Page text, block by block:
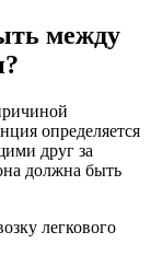
между
определяется
друг за
должна быть
легкового